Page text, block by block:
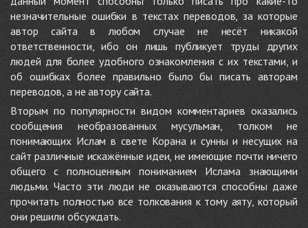
незначительные ошибки в текстах переводов, за которые
автор сайта в любом случае не несёт никакой
ответственности, ибо он лишь публикует труды других
людей для более удобного ознакомления с их текстами, и
об ошибках более правильно было бы писать авторам
переводов, а не автору сайта.
Вторым по популярности видом комментариев оказались
сообщения необразованных мусульман, толком не
понимающих Ислам в свете Корана и сунны и несущих на
сайт различные искажённые идеи, не имеющие почти ничего
общего с полноценным пониманием Ислама знающими
людьми. Часто эти люди не оказываются способны даже
прочитать полностью все толкования к тому аяту, который
они решили обсуждать.